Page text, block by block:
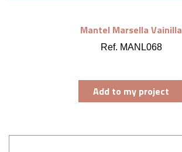
Mantel Marsella Vainilla
Ref. MANL068
Add to my project